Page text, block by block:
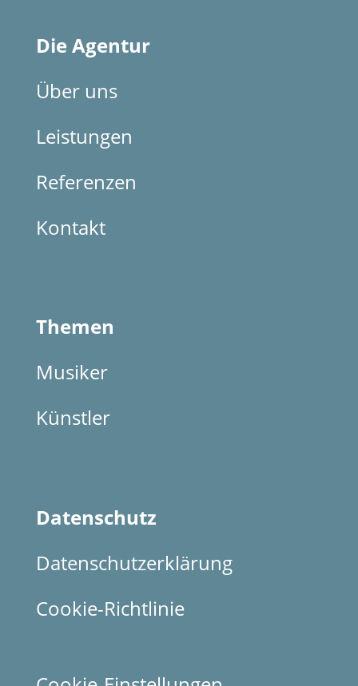
Die Agentur
Über uns
Leistungen
Referenzen
Kontakt
Themen
Musiker
Künstler
Datenschutz
Datenschutzerklärung
Cookie-Richtlinie